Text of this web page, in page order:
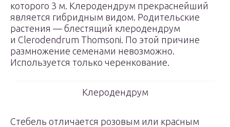
которого 3 м. Клеродендрум прекраснейший
является гибридным видом. Родительские
растения — блестящий клеродендрум
и Clerodendrum Thomsoni. По этой причине
размножение семенами невозможно.
Используется только черенкование.
Клеродендрум
Стебель отличается розовым или красным